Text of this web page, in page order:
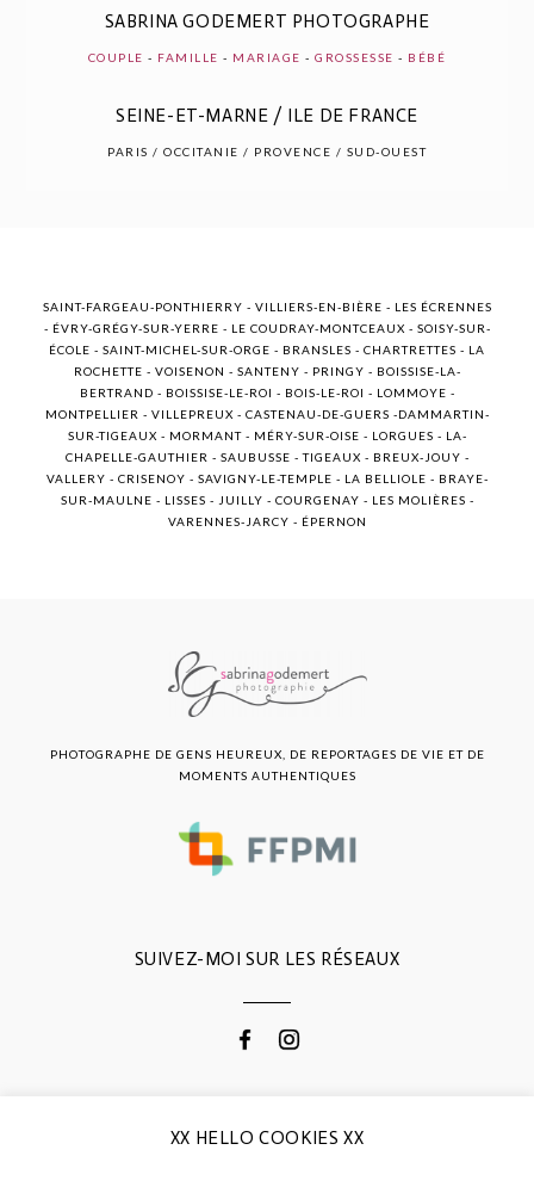
POST COMMENT
SABRINA GODEMERT PHOTOGRAPHE
COUPLE - FAMILLE - MARIAGE -GROSSESSE - BÉBÉ
SEINE-ET-MARNE / ILE DE FRANCE
PARIS / OCCITANIE / PROVENCE / SUD-OUEST
SAINT-FARGEAU-PONTHIERRY - VILLIERS-EN-BIÈRE - LES ÉCRENNES
- ÉVRY-GRÉGY-SUR-YERRE - LE COUDRAY-MONTCEAUX - SOISY-SUR-
ÉCOLE - SAINT-MICHEL-SUR-ORGE - BRANSLES - CHARTRETTES - LA
ROCHETTE - VOISENON - SANTENY - PRINGY - BOISSISE-LA-
BERTRAND - BOISSISE-LE-ROI - BOIS-LE-ROI - LOMMOYE -
MONTPELLIER - VILLEPREUX - CASTENAU-DE-GUERS -DAMMARTIN-
SUR-TIGEAUX - MORMANT - MÉRY-SUR-OISE - LORGUES - LA-
CHAPELLE-GAUTHIER - SAUBUSSE - TIGEAUX - BREUX-JOUY -
VALLERY - CRISENOY - SAVIGNY-LE-TEMPLE - LA BELLIOLE - BRAYE-
SUR-MAULNE - LISSES - JUILLY - COURGENAY - LES MOLIÈRES -
VARENNES-JARCY - ÉPERNON
SUIVEZ-MOI SUR LES RÉSEAUX
PHOTOGRAPHE DE GENS HEUREUX, DE REPORTAGES DE VIE ET DE
MOMENTS AUTHENTIQUES
CONTACTEZ-MOI
XX HELLO COOKIES XX